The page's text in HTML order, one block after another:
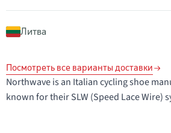
Литва
Посмотреть все варианты доставки
Northwave is an Italian cycling shoe
known for their SLW (Speed Lace